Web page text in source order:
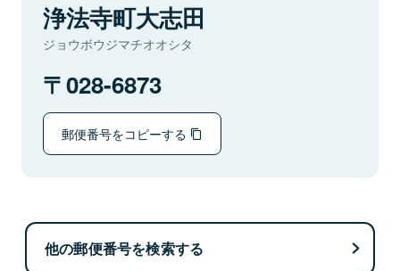
浄法寺町大志田
ジョウボウジマチオオシタ
028-6873
郵便番号をコピーする
他の郵便番号を検索する